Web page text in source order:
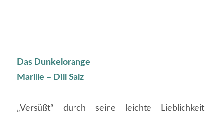
Das Dunkelorange
Marille – Dill Salz
„Versüßt“ durch seine leichte Lieblichkeit